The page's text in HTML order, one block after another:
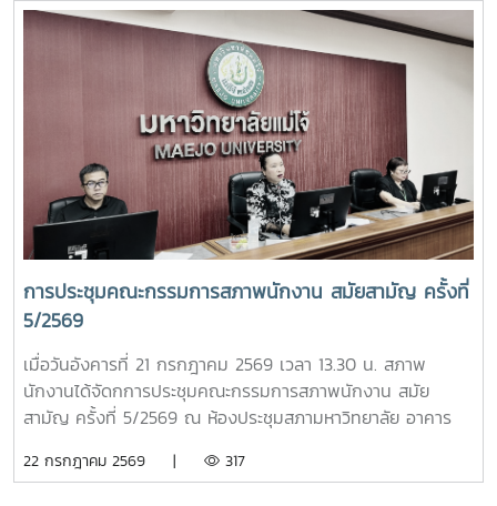
ทิศทางการดำเนินงานของ ปอมท. และแลกเปลี่ยนความคิดเห็นใน
ประเด็นสำคัญด้านการอุดมศึกษา การประชุมครั้งนี้ได้ติดตาม
ความก้าวหน้าการเตรียมจัดประชุมวิชาการ ปอมท. ประจำปี 2569
การจัดทำวารสารวิชาการ ปอมท. (JCUFST) การยกร่างข้อบังคับ
สมาคม ปอมท. ตลอดจนโครงการเสวนา Dinner Talk ร่วมกับ
อาจารย์ดีเด่นแห่งชาติ เพื่อส่งเสริมการแลกเปลี่ยนองค์ความรู้และ
การพัฒนาวิชาชีพอาจารย์ในระดับประเทศนอกจากนี้ ที่ประชุมยัง
ได้พิจารณาความก้าวหน้าการคัดเลือกอาจารย์ดีเด่นแห่งชาติ
ประจำปี พ.ศ. 2569 พร้อมกำหนดแนวทางและกรอบการดำเนิน
งานในรอบสัมภาษณ์ รวมถึงพิจารณาแนวปฏิบัติในการคัดเลือก
เพื่อให้กระบวนการดำเนินงานมีความโปร่งใส เป็นธรรม และมี
มาตรฐานยิ่งขึ้นอีกหนึ่งประเด็นสำคัญ คือ การกำหนดเจ้าภาพ
การประชุม ปอมท. ตลอดปี 2569 และปี 2570 รวมทั้งการ
พิจารณารับ สถาบันพระบรมราชชนก เข้าเป็นสมาชิกใหม่ของ
ปอมท. ซึ่งสะท้อนถึงการขยายเครือข่ายความร่วมมือด้านการ
อุดมศึกษาของประเทศอย่างต่อเนื่องภายหลังการประชุม สมาชิก
ตกเป็นเหยื่อของอาชญากรรมไซเบอร์” และ “การวางแผน
การประชุมคณะกรรมการสภาพนักงาน สมัยสามัญ ครั้งที่
5/2569
เมื่อวันอังคารที่ 21 กรกฎาคม 2569 เวลา 13.30 น. สภาพ
นักงานได้จัดกการประชุมคณะกรรมการสภาพนักงาน สมัย
สามัญ ครั้งที่ 5/2569 ณ ห้องประชุมสภามหาวิทยาลัย อาคาร
โครงการขับเคลื่อนจริยธรรมของบุคลากรมหาวิทยาลัย ประจำปี
22 กรกฎาคม 2569 | 317